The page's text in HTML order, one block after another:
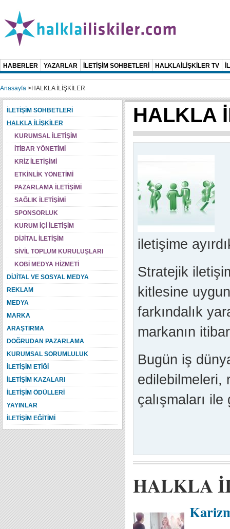
HABERLER YAZARLAR İLETİŞİM SOHBETLERİ HALKLAİLİŞKİLER TV
Anasayfa >HALKLA İLİŞKİLER
HALKLA
iletişime
Stratejik
kitlesine
farkındalık
markanın
Bugün iş
edilebilmeleri,
çalışmaları
HALKLA
İLETİŞİM SOHBETLERİ
HALKLA İLİŞKİLER
KURUMSAL İLETİŞİM
İTİBAR YÖNETİMİ
KRİZ İLETİŞİMİ
ETKİNLİK YÖNETİMİ
PAZARLAMA İLETİŞİMİ
SAĞLIK İLETİŞİMİ
SPONSORLUK
KURUM İÇİ İLETİŞİM
DİJİTAL İLETİŞİM
SİVİL TOPLUM KURULUŞLARI
KOBİ MEDYA HİZMETİ
DİJİTAL VE SOSYAL MEDYA
REKLAM
MEDYA
MARKA
ARAŞTIRMA
DOĞRUDAN PAZARLAMA
KURUMSAL SORUMLULUK
İLETİŞİM ETİĞİ
İLETİŞİM KAZALARI
İLETİŞİM ÖDÜLLERİ
YAYINLAR
İLETİŞİM EĞİTİMİ